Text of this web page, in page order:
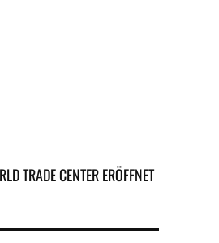
TRADE CENTER ERÖFFNET